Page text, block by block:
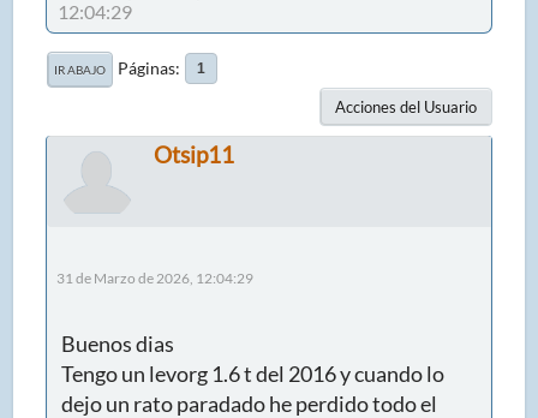
12:04:29
IR ABAJO Páginas 1
Acciones del Usuario
Otsip11
31 de Marzo de 2026, 12:04:29
Buenos dias
Tengo un levorg 1.6 t del 2016 y cuando lo
dejo un rato paradado he perdido todo el